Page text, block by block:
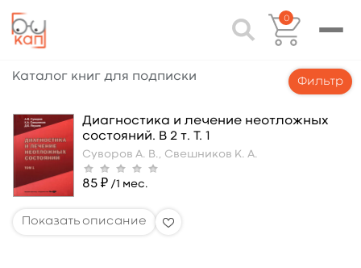
0
Каталог книг для подписки Фильтр
Диагностика и лечение неотложных
состояний. В 2 т. Т. 1
Суворов А. В., Свешников К. А.
85 ₽ /1 мес.